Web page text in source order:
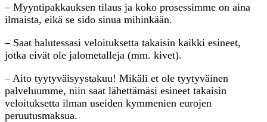
– Myyntipakkauksen tilaus ja koko prosessimme on aina
ilmaista, eikä se sido sinua mihinkään.
– Saat halutessasi veloituksetta takaisin kaikki esineet,
jotka eivät ole jalometalleja (mm. kivet).
– Aito tyytyväisyystakuu! Mikäli et ole tyytyväinen
palveluumme, niin saat lähettämäsi esineet takaisin
veloituksetta ilman useiden kymmenien eurojen
peruutusmaksua.